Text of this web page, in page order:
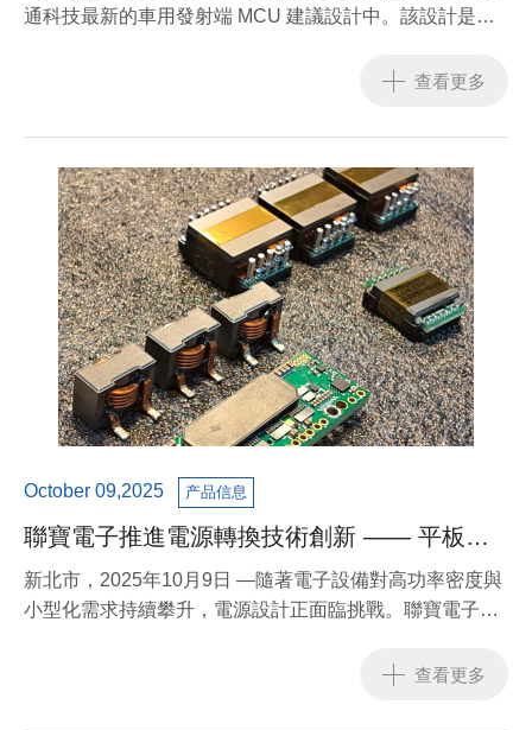
電晶片通過車規認證
通科技最新的車用發射端 MCU 建議設計中。該設計是台
過 AEC-Q100 車規認證，正式進入全球車用市場的高規格
查看更多
October 09,2025 产品信息
聯寶電子推進電源轉換技術創新 —— 平板變
壓器成為產業關鍵元件
新北市，2025年10月9日 —隨著電子設備對高功率密度與
小型化需求持續攀升，電源設計正面臨挑戰。聯寶電子宣
元應用優勢，逐步取代傳統繞線式變壓器，成為新一代電
查看更多